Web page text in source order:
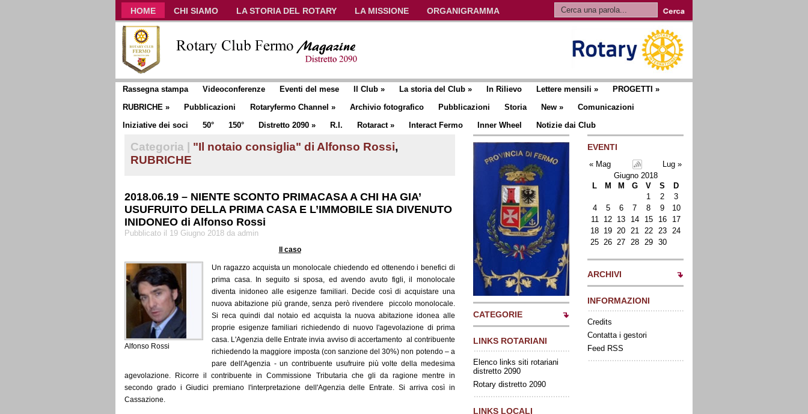
HOME CHI SIAMO LA STORIA DEL ROTARY LA MISSIONE
ORGANIGRAMMA
CLUB COMMUNICATOR
Rassegna stampa Videoconferenze Eventi del mese Il Club » La storia del Club » In Rilievo Lettere mensili » PROGETTI »
RUBRICHE » Pubblicazioni Rotaryfermo Channel » Archivio fotografico Pubblicazioni Storia New »
Comunicazioni
Iniziative dei soci
50° 150° Distretto 2090 » R.I. Rotaract» Interact Fermo Inner Wheel Notizie dai Club
Categoria | "Il notaio consiglia" di Alfonso Rossi,
RUBRICHE
2018.06.19 – NIENTE SCONTO PRIMACASA A CHI HA GIA’
USUFRUITO DELLA PRIMA CASA E L’IMMOBILE SIA DIVENUTO
INIDONEO di Alfonso Rossi
Pubblicato il 19 Giugno 2018 da admin
Il caso
Alfonso Rossi
Un ragazzo acquista un monolocale chiedendo ed ottenendo i benefici di
prima casa. In seguito si sposa, ed avendo avuto figli, il monolocale
diventa inidoneo alle esigenze familiari. Decide così di acquistare una
nuova abitazione più grande, senza però rivendere piccolo monolocale.
Si reca quindi dal notaio ed acquista la nuova abitazione idonea alle
proprie esigenze familiari richiedendo di nuovo l'agevolazione di prima
casa. L'Agenzia delle Entrate invia avviso di accertamento al contribuente
richiedendo la maggiore imposta (con sanzione del 30%) non potendo – a
pare dell'Agenzia - un contribuente usufruire più volte della medesima
agevolazione. Ricorre il contribuente in Commissione Tributaria che gli da ragione mentre in
secondo grado i Giudici premiano l'interpretazione dell'Agenzia delle Entrate. Si arriva così in
Cassazione.
CATEGORIE
LINKS ROTARIANI
Elenco links siti rotariani
distretto 2090
Rotary distretto 2090
LINKS LOCALI
EVENTI
« Mag
Lug »
Giugno 2018
L
M M G V S
D
1
2
3
4
5 6 7 8 9
10
11
12 13 14 15 16
17
18 19 20 21 22 23
24
25 26 27 28 29 30
ARCHIVI
INFORMAZIONI
Credits
Contatta i gestori
Feed RSS